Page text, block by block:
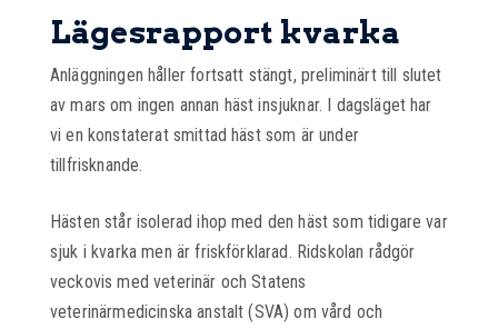
Lägesrapport kvarka
Anläggningen håller fortsatt stängt, preliminärt till slutet
av mars om ingen annan häst insjuknar. I dagsläget har
vi en konstaterat smittad häst som är under
tillfrisknande.
Hästen står isolerad ihop med den häst som tidigare var
sjuk i kvarka men är friskförklarad. Ridskolan rådgör
veckovis med veterinär och Statens
veterinärmedicinska anstalt (SVA) om vård och